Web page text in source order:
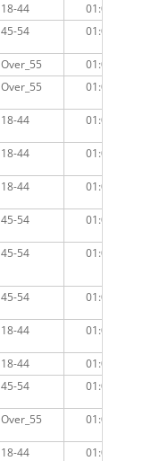
18-44
01:00:55
45-54 01:01:52
Over_55
01:00:41
Over_55 01:00:55
18-44 01:01:39
18-44 01:01:12
18-44 01:01:38
45-54 01:01:28
45-54 01:01:13
45-54 01:01:27
18-44 01:01:10
18-44
01:01:37
45-54 01:02:13
Over_55 01:02:01
18-44
01:02:41